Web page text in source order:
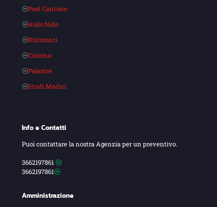
Post Cantiere
Asilo Nido
Ristoranti
Cinema
Palestre
Studi Medici
Info e Contatti
Puoi contattare la nostra Agenzia per un preventivo.
3662197861
3662197861
Amministrazione